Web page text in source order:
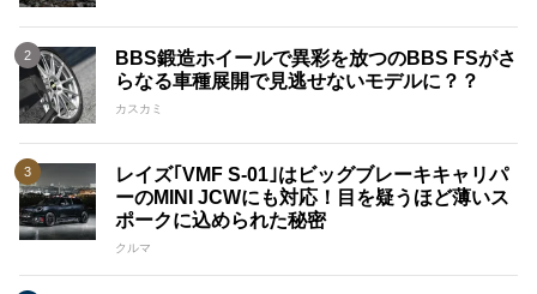
BBS鍛造ホイールで異彩を放つのBBS FSがさ
らなる車種展開で見逃せないモデルに？？
カスカミ
レイズ｢VMF S-01｣はビッグブレーキキャリパ
ーのMINI JCWにも対応！目を疑うほど薄いス
ポークに込められた秘密
クルマ